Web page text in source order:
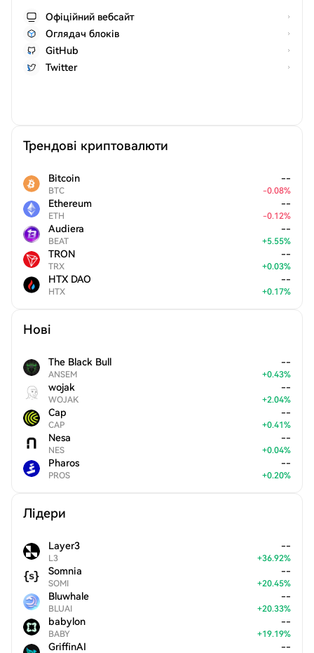
Офіційний вебсайт
Оглядач блоків
GitHub
Twitter
Трендові криптовалюти
Bitcoin
BTC
--
-0.08%
Ethereum
ETH
--
-0.12%
Audiera
BEAT
--
+5.55%
TRON
TRX
--
+0.03%
HTX DAO
HTX
--
+0.17%
Нові
The Black Bull
ANSEM
--
+0.43%
wojak
WOJAK
--
+2.04%
Cap
CAP
--
+0.41%
Nesa
NES
--
+0.04%
Pharos
PROS
--
+0.20%
Лідери
Layer3
L3
--
+36.92%
Somnia
SOMI
--
+20.45%
Bluwhale
BLUAI
--
+20.33%
babylon
BABY
--
+19.19%
GriffinAI --